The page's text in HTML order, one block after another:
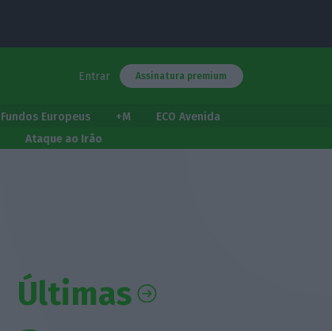
Entrar Assinatura premium
Fundos Europeus +M
ECO Avenida
Ataque ao Irão
Últimas